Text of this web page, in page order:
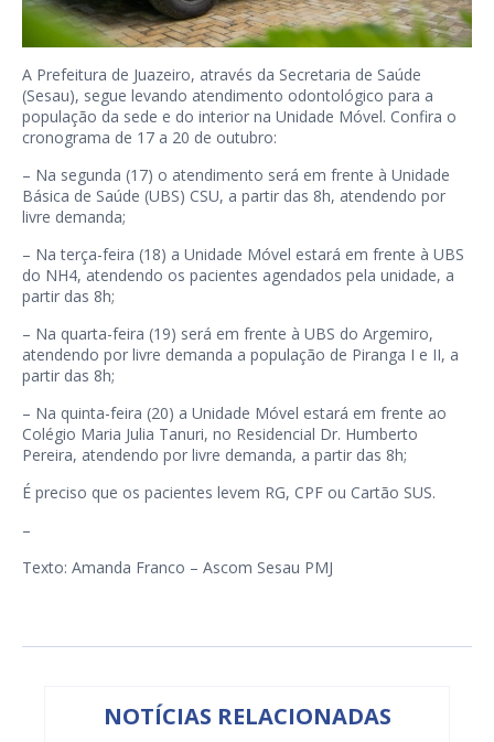
A Prefeitura de Juazeiro, através da Secretaria de Saúde
(Sesau), segue levando atendimento odontológico para a
população da sede e do interior na Unidade Móvel. Confira o
cronograma de 17 a 20 de outubro:
– Na segunda (17) o atendimento será em frente à Unidade
Básica de Saúde (UBS) CSU, a partir das 8h, atendendo por
livre demanda;
– Na terça-feira (18) a Unidade Móvel estará em frente à UBS
do NH4, atendendo os pacientes agendados pela unidade, a
partir das 8h;
– Na quarta-feira (19) será em frente à UBS do Argemiro,
atendendo por livre demanda a população de Piranga I e II, a
partir das 8h;
– Na quinta-feira (20) a Unidade Móvel estará em frente ao
Colégio Maria Julia Tanuri, no Residencial Dr. Humberto
Pereira, atendendo por livre demanda, a partir das 8h;
É preciso que os pacientes levem RG, CPF ou Cartão SUS.
–
Texto: Amanda Franco – Ascom Sesau PMJ
NOTÍCIAS RELACIONADAS